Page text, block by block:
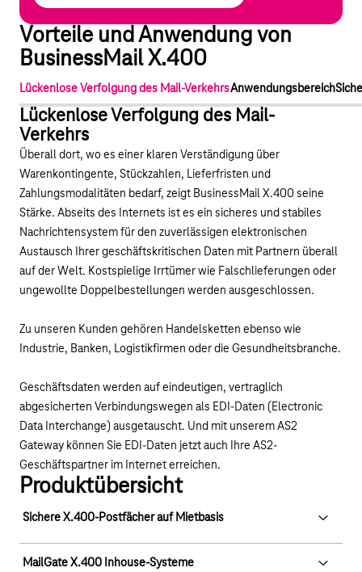
Vorteile und Anwendung von
BusinessMail X.400
Lückenlose Verfolgung des Mail-VerkehrsAnwendungsbereich
Lückenlose Verfolgung des Mail-
Verkehrs
Überall dort, wo es einer klaren Verständigung über
Warenkontingente, Stückzahlen, Lieferfristen und
Zahlungsmodalitäten bedarf, zeigt BusinessMail X.400 seine
Stärke. Abseits des Internets ist es ein sicheres und stabiles
Nachrichtensystem für den zuverlässigen elektronischen
Austausch Ihrer geschäftskritischen Daten mit Partnern überall
auf der Welt. Kostspielige Irrtümer wie Falschlieferungen oder
ungewollte Doppelbestellungen werden ausgeschlossen.
Zu unseren Kunden gehören Handelsketten ebenso wie
Industrie, Banken, Logistikfirmen oder die Gesundheitsbranche.
Geschäftsdaten werden auf eindeutigen, vertraglich
abgesicherten Verbindungswegen als EDI-Daten (Electronic
Data Interchange) ausgetauscht. Und mit unserem AS2
Gateway können Sie EDI-Daten jetzt auch Ihre AS2-
Geschäftspartner im Internet erreichen.
Produktübersicht
Sichere X.400-Postfächer auf Mietbasis
Mieten Sie eine oder mehrere Mailboxen über die EDI- und
MailGate X.400 Inhouse-Systeme